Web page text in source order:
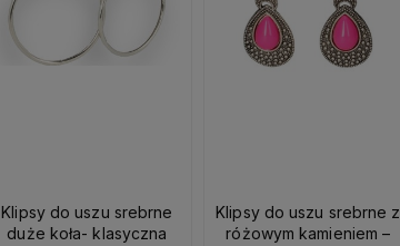
Klipsy do uszu srebrne
duże koła- klasyczna
Klipsy do uszu srebrne z
różowym kamieniem –